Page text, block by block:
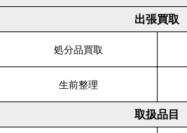
出張買取
処分品買取
生前整理
取扱品目